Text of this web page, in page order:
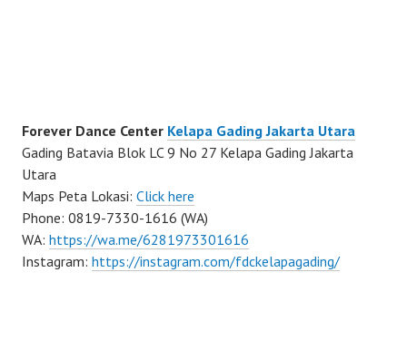
Forever Dance Center Kelapa Gading Jakarta Utara
Gading Batavia Blok LC 9 No 27 Kelapa Gading Jakarta
Utara
Maps Peta Lokasi: Click here
Phone: 0819-7330-1616 (WA)
WA: https://wa.me/6281973301616
Instagram: https://instagram.com/fdckelapagading/